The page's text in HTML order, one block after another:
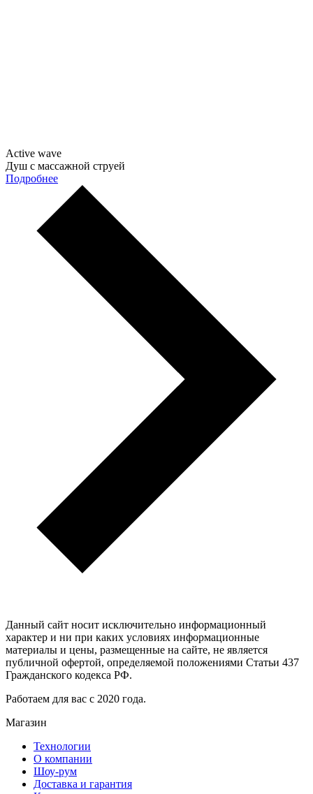
Active wave
Душ с массажной струей
Подробнее
Данный сайт носит исключительно информационный
характер и ни при каких условиях информационные
материалы и цены, размещенные на сайте, не является
публичной офертой, определяемой положениями Статьи 437
Гражданского кодекса РФ.
Работаем для вас с 2020 года.
Магазин
Технологии
О компании
Шоу-рум
Доставка и гарантия